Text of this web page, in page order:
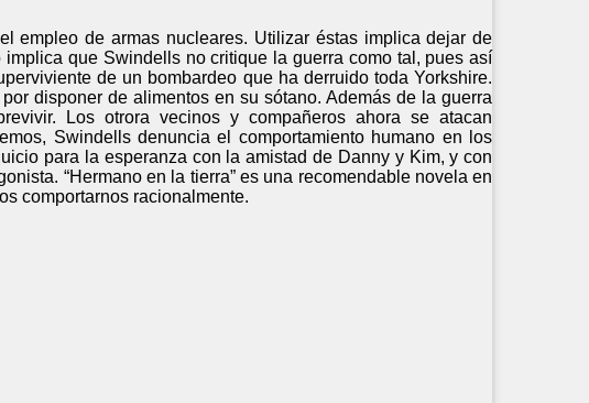
empleo de armas nucleares. Utilizar éstas implica dejar de
que Swindells no critique la guerra como tal, pues así
de un bombardeo que ha derruido toda Yorkshire.
disponer de alimentos en su sótano. Además de la guerra
Los otrora vecinos y compañeros ahora se atacan
Swindells denuncia el comportamiento humano en los
para la esperanza con la amistad de Danny y Kim, y con
“Hermano en la tierra” es una recomendable novela en
comportarnos racionalmente.